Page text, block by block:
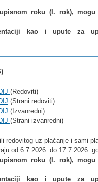
roku (I. rok),
kao i upute za
(Redoviti)
(Strani redoviti)
(Izvanredni)
(Strani izvanredni)
redovitog uz plaćanje i sami
od 6.7.2026. do 17.7.2026.
roku (I. rok),
kao i upute za